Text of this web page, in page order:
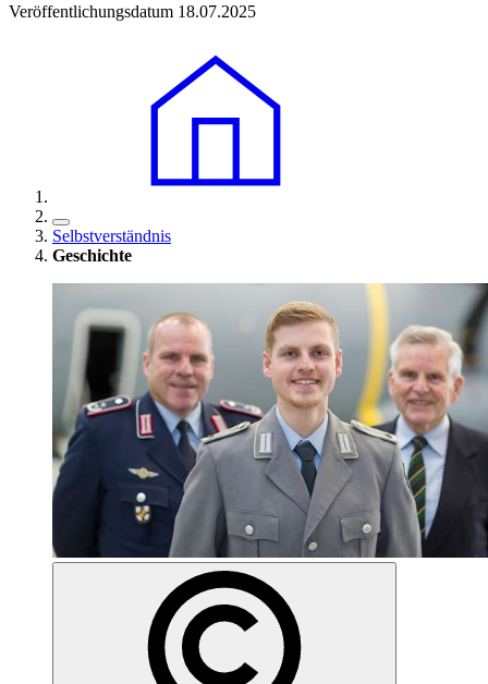
Veröffentlichungsdatum 18.07.2025
Selbstverständnis
Geschichte